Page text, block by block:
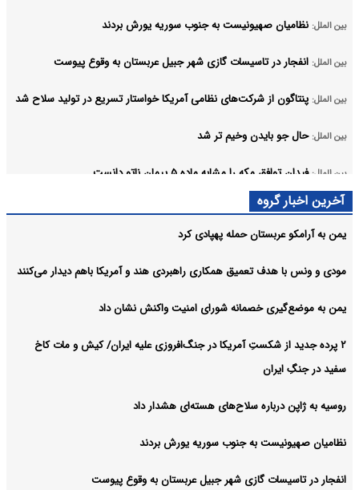
بین الملل: نظامیان صهیونیست به جنوب سوریه یورش بردند
بین الملل: انفجار در تاسیسات گازی شهر جبیل عربستان به وقوع پیوست
بین الملل: پنتاگون از شرکت‌های نظامی آمریکا خواستار تسریع در تولید سلاح شد
بین الملل: حال جو بایدن وخیم تر شد
بین الملل: فیدان توافق مکه را مشابه ماده ۵ پیمان ناتو دانست
آخرین اخبار گروه
یمن به آرامکو عربستان حمله پهپادی کرد
مودی و ونس با هدف تعمیق همکاری راهبردی هند و آمریکا باهم دیدار می‌کنند
یمن به موضع‌گیری خصمانه شورای امنیت واکنش نشان داد
۲ پرده جدید از شکستِ آمریکا در جنگ‌افروزی علیه ایران/ کیش و مات کاخ
سفید در جنگِ ایران
روسیه به ژاپن درباره سلاح‌های هسته‌ای هشدار داد
نظامیان صهیونیست به جنوب سوریه یورش بردند
انفجار در تاسیسات گازی شهر جبیل عربستان به وقوع پیوست